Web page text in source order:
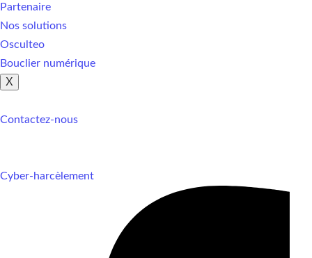
Partenaire
Nos solutions
Osculteo
Bouclier numérique
X
Contactez-nous
Cyber-harcèlement